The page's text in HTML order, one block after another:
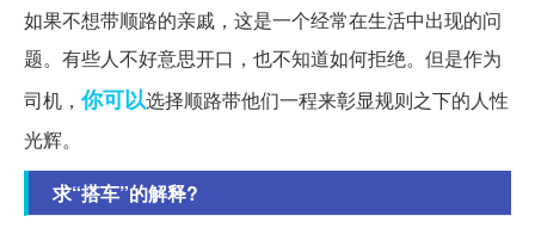
如果不想带顺路的亲戚，这是一个经常在生活中出现的问
题。有些人不好意思开口，也不知道如何拒绝。但是作为
司机，你可以选择顺路带他们一程来彰显规则之下的人性
光辉。
求“搭车”的解释?